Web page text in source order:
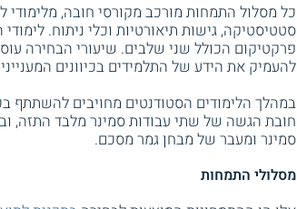
כל מסלול התמחות מורכב מקורסי חובה, מלימודי
סטטיסטיקה, גישות תיאורטיות וכלי ניתוח.
פרקטיקום הכולל שני שלבים. שיעורי הבחירה
להעמיק את הידע של התלמידים בכיוונים
במהלך הלימודים הסטודנטים מחויבים להשתתף
חובת הגשה של שתי עבודות סמינר מלבד התזה,
סמינר ומעבר של מבחן גמר מסכם.
מסלולי התמחות